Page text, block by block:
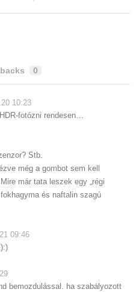
0
10:23
fotózni rendesen…
Stb.
még a gombot sem kell
már tata leszek egy „régi
és naftalin szagú
09:46
bemozdulással. ha szabályozott